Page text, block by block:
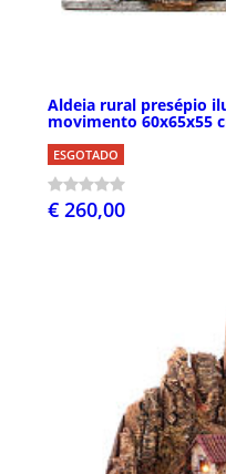
Aldeia rural presépio
movimento 60x65x55
ESGOTADO
€ 260,00